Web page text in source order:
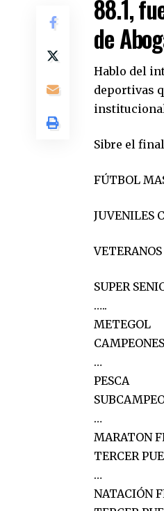
88.1,
de
Hablo del
deportivas
Sibre el
FÚTBOL
JUVENILES
SUPER
…..
METEGOL
CAMPEONES
…
PESCA
…
MARATON
TERCER
…
NATACIÓN